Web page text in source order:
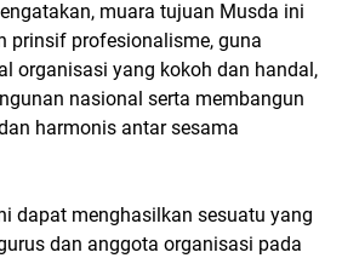
muara tujuan Musda ini
prinsif profesionalisme, guna
organisasi yang kokoh dan handal,
nasional serta membangun
harmonis antar sesama
dapat menghasilkan sesuatu yang
dan anggota organisasi pada